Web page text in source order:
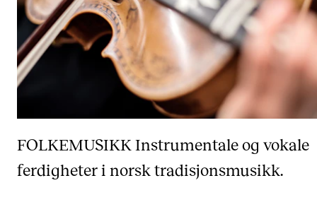
FOLKEMUSIKKInstrumentale og vokale
ferdigheter i norsk tradisjonsmusikk.